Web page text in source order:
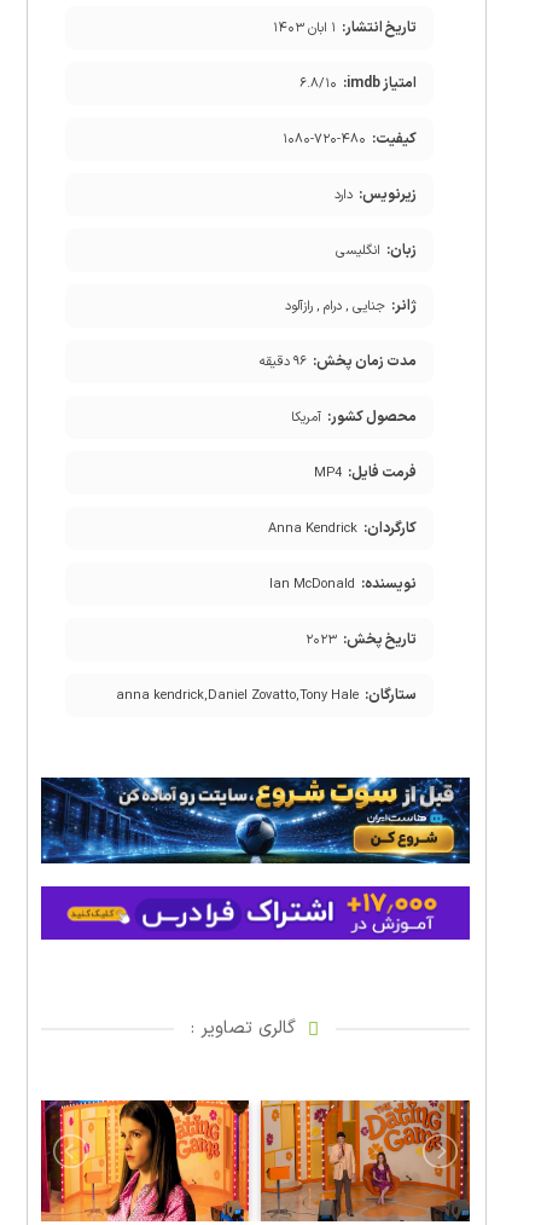
تاریخ انتشار: ۱ ابان ۱۴۰۳
امتیاز imdb: ۶.۸/۱۰
کیفیت: ۱۰۸۰-۷۲۰-۴۸۰
زیرنویس: دارد
زبان: انگلیسی
ژانر: جنایی , درام , رازآلود
مدت زمان پخش: ۹۶ دقیقه
محصول کشور: آمریکا
فرمت فایل: MP4
کارگردان: Anna Kendrick
نویسنده: Ian McDonald
تاریخ پخش: ۲۰۲۳
ستارگان: anna kendrick,Daniel Zovatto,Tony Hale
گالری تصاویر :